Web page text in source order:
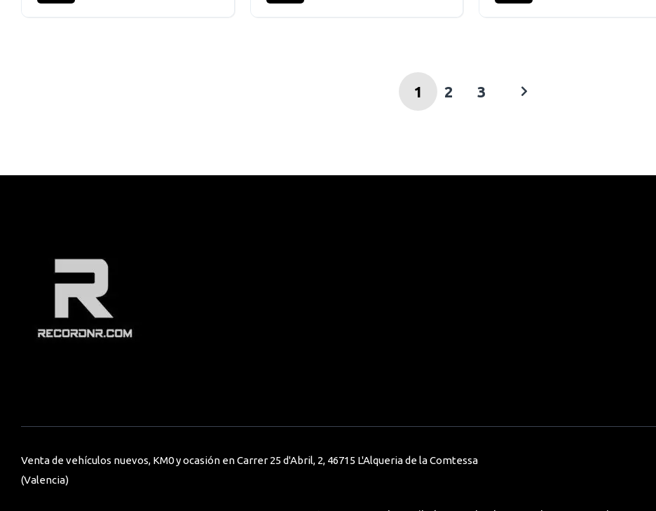
1 2 3
Venta de vehículos nuevos, KM0 y ocasión en Carrer 25 d'Abril, 2, 46715 L'Alqueria de la Comtessa
(Valencia)